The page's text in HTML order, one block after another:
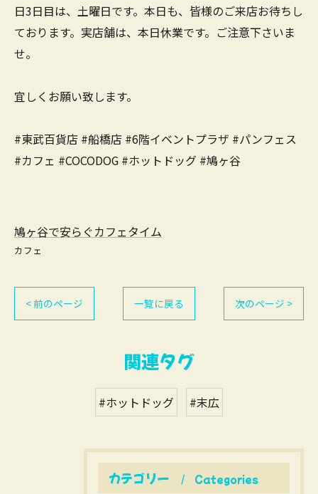
日3日目は、土曜日です。本日も、皆様のご来店お待ちし
ております。実店舗は、本日休業です。ご注意下さいま
せ。
宜しくお願い致します。
#東武百貨店 #船橋店 #6階イベントプラザ #パンフェス
#カフェ #COCODOG #ホットドッグ #鳩ヶ谷
鳩ヶ谷で安らぐカフェタイム
カフェ
< 前のページ 一覧に戻る 次のページ >
関連タグ
#ホットドッグ #末広
カテゴリー Categories